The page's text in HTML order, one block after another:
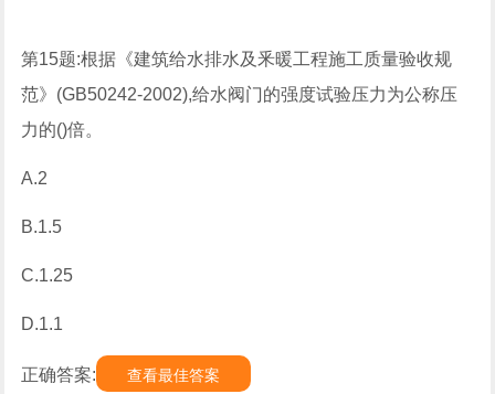
第15题:根据《建筑给水排水及釆暖工程施工质量验收规
范》(GB50242-2002),给水阀门的强度试验压力为公称压
力的()倍。
A.2
B.1.5
C.1.25
D.1.1
正确答案: 查看最佳答案